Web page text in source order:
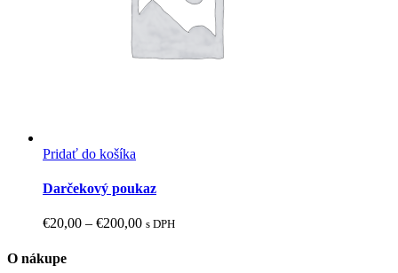
Pridať do košíka
produkt
viacero
variantov.
si
Darčekový poukaz
€20,00 – €200,00Price
s DPH
O nákupe